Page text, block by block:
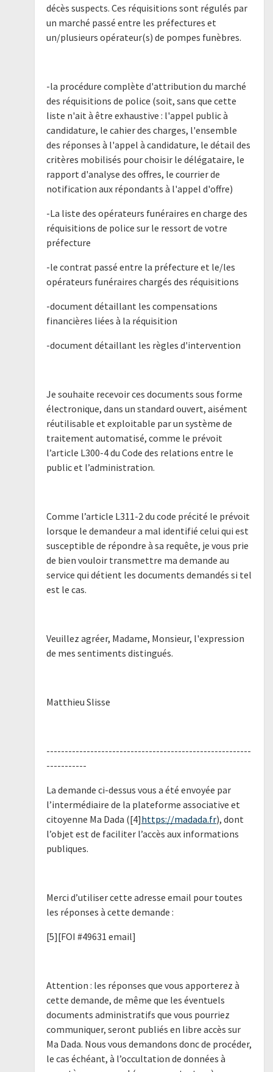
décès suspects. Ces réquisitions sont régulés par
un marché passé entre les préfectures et
un/plusieurs opérateur(s) de pompes funèbres.
-la procédure complète d'attribution du marché
des réquisitions de police (soit, sans que cette
liste n'ait à être exhaustive : l'appel public à
candidature, le cahier des charges, l'ensemble
des réponses à l'appel à candidature, le détail des
critères mobilisés pour choisir le délégataire, le
rapport d'analyse des offres, le courrier de
notification aux répondants à l'appel d'offre)
-La liste des opérateurs funéraires en charge des
réquisitions de police sur le ressort de votre
préfecture
-le contrat passé entre la préfecture et le/les
opérateurs funéraires chargés des réquisitions
-document détaillant les compensations
financières liées à la réquisition
-document détaillant les règles d'intervention
Je souhaite recevoir ces documents sous forme
électronique, dans un standard ouvert, aisément
réutilisable et exploitable par un système de
traitement automatisé, comme le prévoit
l’article L300-4 du Code des relations entre le
public et l’administration.
Comme l’article L311-2 du code précité le prévoit
lorsque le demandeur a mal identifié celui qui est
susceptible de répondre à sa requête, je vous prie
de bien vouloir transmettre ma demande au
service qui détient les documents demandés si tel
est le cas.
Veuillez agréer, Madame, Monsieur, l'expression
de mes sentiments distingués.
Matthieu Slisse
--------------------------------------------------------
-----------
La demande ci-dessus vous a été envoyée par
l’intermédiaire de la plateforme associative et
citoyenne Ma Dada ([4]https://madada.fr), dont
l’objet est de faciliter l’accès aux informations
publiques.
Merci d’utiliser cette adresse email pour toutes
les réponses à cette demande :
[5][FOI #49631 email]
Attention : les réponses que vous apporterez à
cette demande, de même que les éventuels
documents administratifs que vous pourriez
communiquer, seront publiés en libre accès sur
Ma Dada. Nous vous demandons donc de procéder,
le cas échéant, à l’occultation de données à